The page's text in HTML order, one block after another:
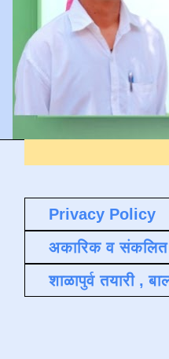
Privacy Policy
अकारिक व संकलित
शाळापुर्व तयारी ,